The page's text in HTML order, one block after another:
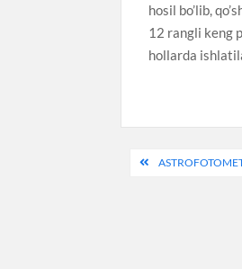
hosil bo’lib,
12 rangli keng
hollarda
Post